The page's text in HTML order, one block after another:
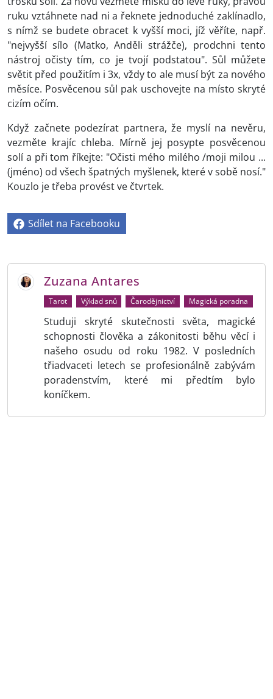
ruku vztáhnete nad ni a řeknete jednoduché zaklínadlo,
s nímž se budete obracet k vyšší moci, jíž věříte, např.
"nejvyšší sílo (Matko, Anděli strážče), prodchni tento
nástroj očisty tím, co je tvojí podstatou". Sůl můžete
světit před použitím i 3x, vždy to ale musí být za nového
měsíce. Posvěcenou sůl pak uschovejte na místo skryté
cizím očím.
Když začnete podezírat partnera, že myslí na nevěru,
vezměte krajíc chleba. Mírně jej posypte posvěcenou
solí a při tom říkejte: "Očisti mého milého /moji milou ...
(jméno) od všech špatných myšlenek, které v sobě nosí."
Kouzlo je třeba provést ve čtvrtek.
Sdílet na Facebooku
Zuzana Antares
Tarot Výklad snů Čarodějnictví Magická poradna
Studuji skryté skutečnosti světa, magické
schopnosti člověka a zákonitosti běhu věcí i
našeho osudu od roku 1982. V posledních
třiadvaceti letech se profesionálně zabývám
poradenstvím, které mi předtím bylo
koníčkem.